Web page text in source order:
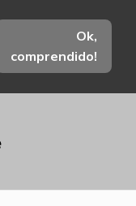
Ok,
comprendido!